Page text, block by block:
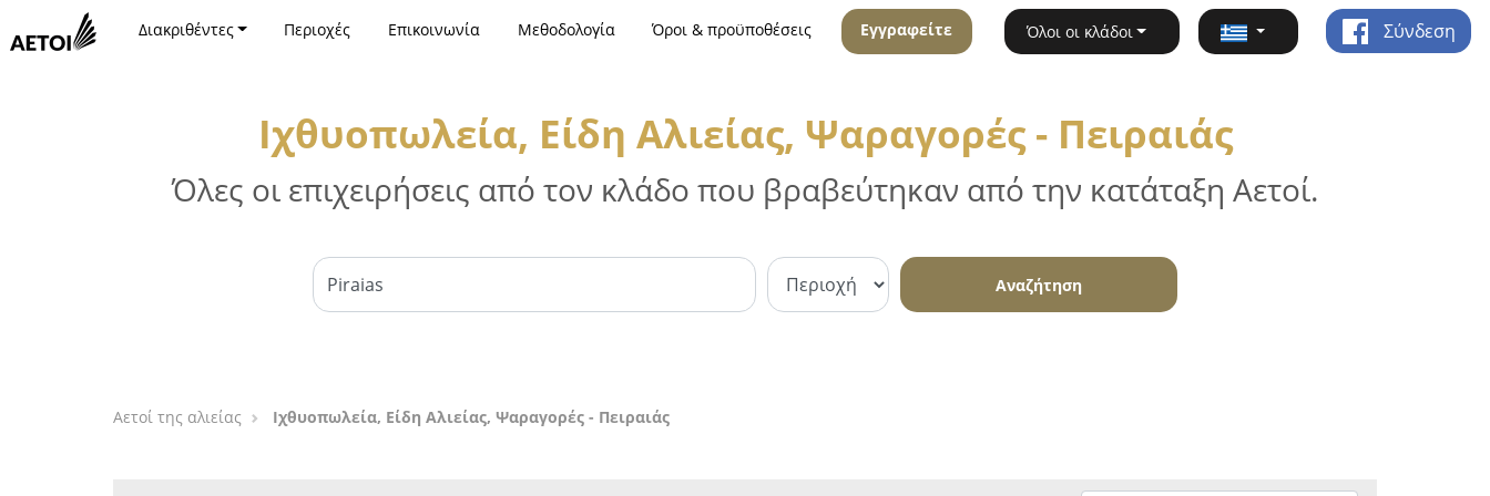
Διακριθέντες Περιοχές Επικοινωνία Μεθοδολογία Όροι & προϋποθέσεις Εγγραφείτε Όλοι οι κλάδοι Σύνδεση
Ιχθυοπωλεία, Είδη Αλιείας, Ψαραγορές - Πειραιάς
Όλες οι επιχειρήσεις από τον κλάδο που βραβεύτηκαν από την κατάταξη Αετοί.
Αναζήτηση
Αετοί της αλιείας Ιχθυοπωλεία, Είδη Αλιείας, Ψαραγορές - Πειραιάς